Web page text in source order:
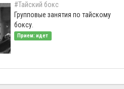
#Тайский бокс
Групповые занятия по тайскому
боксу.
Прием: идет